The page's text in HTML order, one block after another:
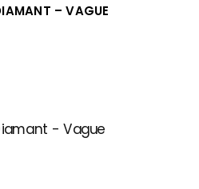
– VAGUE